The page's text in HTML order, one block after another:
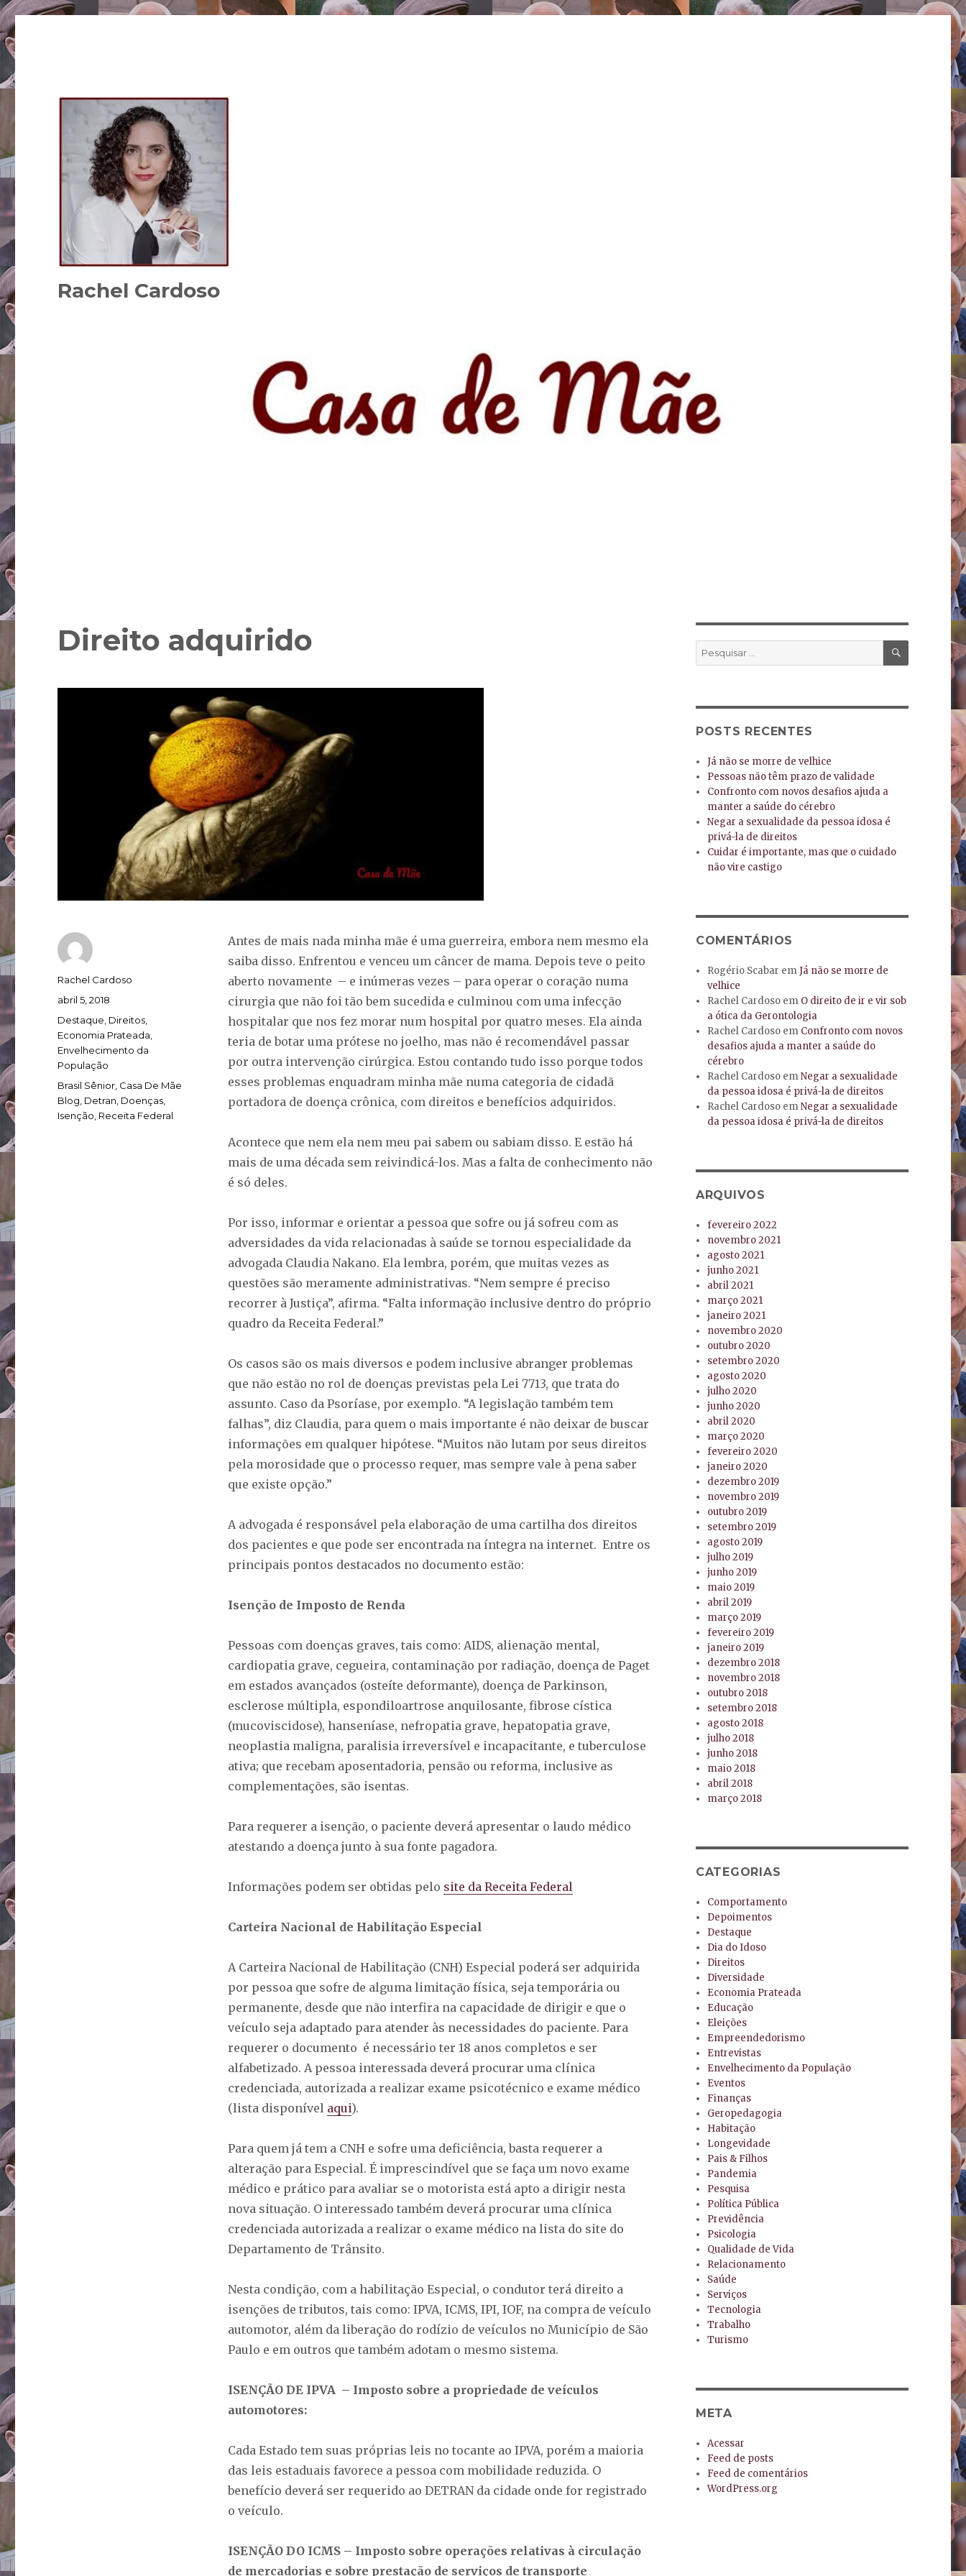
Rachel Cardoso
Direito adquirido
Antes de mais nada minha mãe é uma guerreira, embora nem mesmo ela
saiba disso. Enfrentou e venceu um câncer de mama. Depois teve o peito
aberto novamente – e inúmeras vezes – para operar o coração numa
cirurgia que não foi tão bem sucedida e culminou com uma infecção
hospitalar que nos fez morar num hospital por quatro meses. Ela ainda
teria de botar uma prótese no joelho, mas não é recomendável passar
por outra intervenção cirúrgica. Estou contando tudo isso porque todos
esses problemas enquadram minha mãe numa categoria de cidadã
portadora de doença crônica, com direitos e benefícios adquiridos.
Acontece que nem ela nem meu pai sabem ou sabiam disso. E estão há
mais de uma década sem reivindicá-los. Mas a falta de conhecimento não
é só deles.
Por isso, informar e orientar a pessoa que sofre ou já sofreu com as
adversidades da vida relacionadas à saúde se tornou especialidade da
advogada Claudia Nakano. Ela lembra, porém, que muitas vezes as
questões são meramente administrativas. “Nem sempre é preciso
recorrer à Justiça”, afirma. “Falta informação inclusive dentro do próprio
quadro da Receita Federal.”
Os casos são os mais diversos e podem inclusive abranger problemas
que não estão no rol de doenças previstas pela Lei 7713, que trata do
assunto. Caso da Psoríase, por exemplo. “A legislação também tem
falhas”, diz Claudia, para quem o mais importante é não deixar de buscar
informações em qualquer hipótese. “Muitos não lutam por seus direitos
pela morosidade que o processo requer, mas sempre vale à pena saber
que existe opção.”
A advogada é responsável pela elaboração de uma cartilha dos direitos
dos pacientes e que pode ser encontrada na íntegra na internet. Entre os
principais pontos destacados no documento estão:
Isenção de Imposto de Renda
Pessoas com doenças graves, tais como: AIDS, alienação mental,
cardiopatia grave, cegueira, contaminação por radiação, doença de Paget
em estados avançados (osteíte deformante), doença de Parkinson,
esclerose múltipla, espondiloartrose anquilosante, fibrose cística
(mucoviscidose), hanseníase, nefropatia grave, hepatopatia grave,
neoplastia maligna, paralisia irreversível e incapacitante, e tuberculose
ativa; que recebam aposentadoria, pensão ou reforma, inclusive as
complementações, são isentas.
Para requerer a isenção, o paciente deverá apresentar o laudo médico
atestando a doença junto à sua fonte pagadora.
Informações podem ser obtidas pelo site da Receita Federal
Carteira Nacional de Habilitação Especial
A Carteira Nacional de Habilitação (CNH) Especial poderá ser adquirida
por pessoa que sofre de alguma limitação física, seja temporária ou
permanente, desde que não interfira na capacidade de dirigir e que o
veículo seja adaptado para atender às necessidades do paciente. Para
requerer o documento é necessário ter 18 anos completos e ser
alfabetizado. A pessoa interessada deverá procurar uma clínica
credenciada, autorizada a realizar exame psicotécnico e exame médico
(lista disponível aqui).
Para quem já tem a CNH e sofre uma deficiência, basta requerer a
alteração para Especial. É imprescindível que se faça um novo exame
médico e prático para avaliar se o motorista está apto a dirigir nesta
nova situação. O interessado também deverá procurar uma clínica
credenciada autorizada a realizar o exame médico na lista do site do
Departamento de Trânsito.
Nesta condição, com a habilitação Especial, o condutor terá direito a
isenções de tributos, tais como: IPVA, ICMS, IPI, IOF, na compra de veículo
automotor, além da liberação do rodízio de veículos no Município de São
Paulo e em outros que também adotam o mesmo sistema.
ISENÇÃO DE IPVA – Imposto sobre a propriedade de veículos
automotores:
Cada Estado tem suas próprias leis no tocante ao IPVA, porém a maioria
das leis estaduais favorece a pessoa com mobilidade reduzida. O
benefício deverá ser requerido ao DETRAN da cidade onde for registrado
o veículo.
ISENÇÃO DO ICMS – Imposto sobre operações relativas à circulação
de mercadorias e sobre prestação de serviços de transporte
Autor
Rachel Cardoso
Publicado
abril 5, 2018
Categorias
Destaque Direitos
Economia Prateada
Envelhecimento da
População
Tags
Brasil Sênior Casa De Mãe
Blog Detran Doenças
Isenção Receita Federal
Pesquisar
por:
POSTS RECENTES
Já não se morre de velhice
Pessoas não têm prazo de validade
Confronto com novos desafios ajuda a
manter a saúde do cérebro
Negar a sexualidade da pessoa idosa é
privá-la de direitos
Cuidar é importante, mas que o cuidado
não vire castigo
COMENTÁRIOS
Rogério Scabar emJá não se morre de
velhice
Rachel Cardoso em O direito de ir e vir sob
a ótica da Gerontologia
Rachel Cardoso em Confronto com novos
desafios ajuda a manter a saúde do
cérebro
Rachel Cardoso emNegar a sexualidade
da pessoa idosa é privá-la de direitos
Rachel Cardoso emNegar a sexualidade
da pessoa idosa é privá-la de direitos
ARQUIVOS
fevereiro 2022
novembro 2021
agosto 2021
junho 2021
abril 2021
março 2021
janeiro 2021
novembro 2020
outubro 2020
setembro 2020
agosto 2020
julho 2020
junho 2020
abril 2020
março 2020
fevereiro 2020
janeiro 2020
dezembro 2019
novembro 2019
outubro 2019
setembro 2019
agosto 2019
julho 2019
junho 2019
maio 2019
abril 2019
março 2019
fevereiro 2019
janeiro 2019
dezembro 2018
novembro 2018
outubro 2018
setembro 2018
agosto 2018
julho 2018
junho 2018
maio 2018
abril 2018
março 2018
CATEGORIAS
Comportamento
Depoimentos
Destaque
Dia do Idoso
Direitos
Diversidade
Economia Prateada
Educação
Eleições
Empreendedorismo
Entrevistas
Envelhecimento da População
Eventos
Finanças
Geropedagogia
Habitação
Longevidade
Pais & Filhos
Pandemia
Pesquisa
Política Pública
Previdência
Psicologia
Qualidade de Vida
Relacionamento
Saúde
Serviços
Tecnologia
Trabalho
Turismo
META
Acessar
Feed de posts
Feed de comentários
WordPress.org